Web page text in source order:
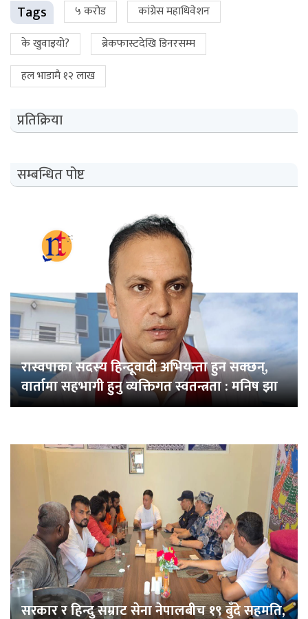
Tags ५ करोड
कांग्रेस महाधिवेशन
के खुवाइयो?
ब्रेकफास्टदेखि डिनरसम्म
हल भाडामै १२ लाख
प्रतिक्रिया
सम्बन्धित पोष्ट
रास्वपाका सदस्य हिन्दूवादी अभियन्ता हुन सक्छन्,
वार्तामा सहभागी हुनु व्यक्तिगत स्वतन्त्रता : मनिष झा
सरकार र हिन्दु सम्राट सेना नेपालबीच १९ बुँदे सहमति,